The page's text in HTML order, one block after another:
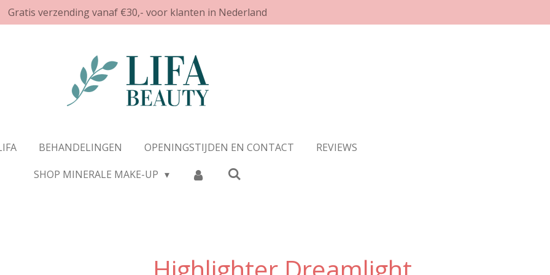
Gratis verzending vanaf €30,- voor klanten in Nederland
BEHANDELINGEN OPENINGSTIJDEN EN CONTACT
REVIEWS
SHOP MINERALE MAKE-UP